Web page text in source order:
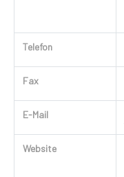
Telefon
Fax
E-Mail
Website